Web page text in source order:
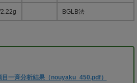
BGLB法
一斉分析結果（nouyaku_450.pdf）